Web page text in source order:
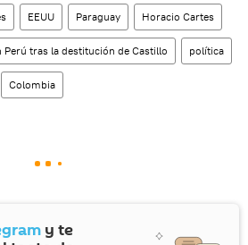
EEUU Paraguay Horacio Cartes
Perú tras la destitución de Castillo política
Colombia
y te